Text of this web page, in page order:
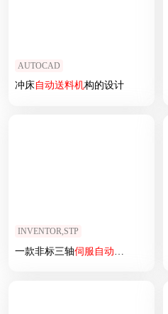
AUTOCAD
冲床自动送料机构的设计
INVENTOR,STP
一款非标三轴伺服自动